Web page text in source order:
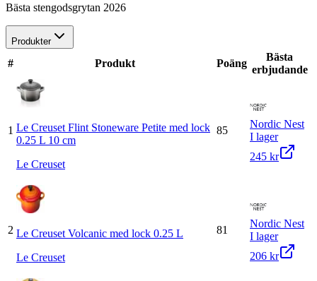
Bästa stengodsgrytan 2026
Produkter
# Produkt Poäng
Bästa
erbjudande
1 Le Creuset Flint Stoneware Petite med lock
0.25 L 10 cm
Le Creuset
85
Nordic Nest
I lager
245 kr
2 Le Creuset Volcanic med lock 0.25 L
Le Creuset
81
Nordic Nest
I lager
206 kr